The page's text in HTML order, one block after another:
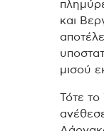
και
μισού
Τότε